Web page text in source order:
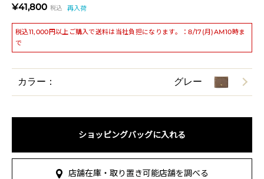
¥41,800 税込 再入荷
税込11,000円以上ご購入で送料は当社負担になります。：8/17(月)AM10時ま
で
カラー： グレー
ショッピングバッグに入れる
店舗在庫・取り置き可能店舗を調べる